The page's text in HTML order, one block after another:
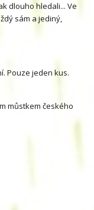
dlouho hledali... Ve
sám a jediný,
Pouze jeden kus.
můstkem českého